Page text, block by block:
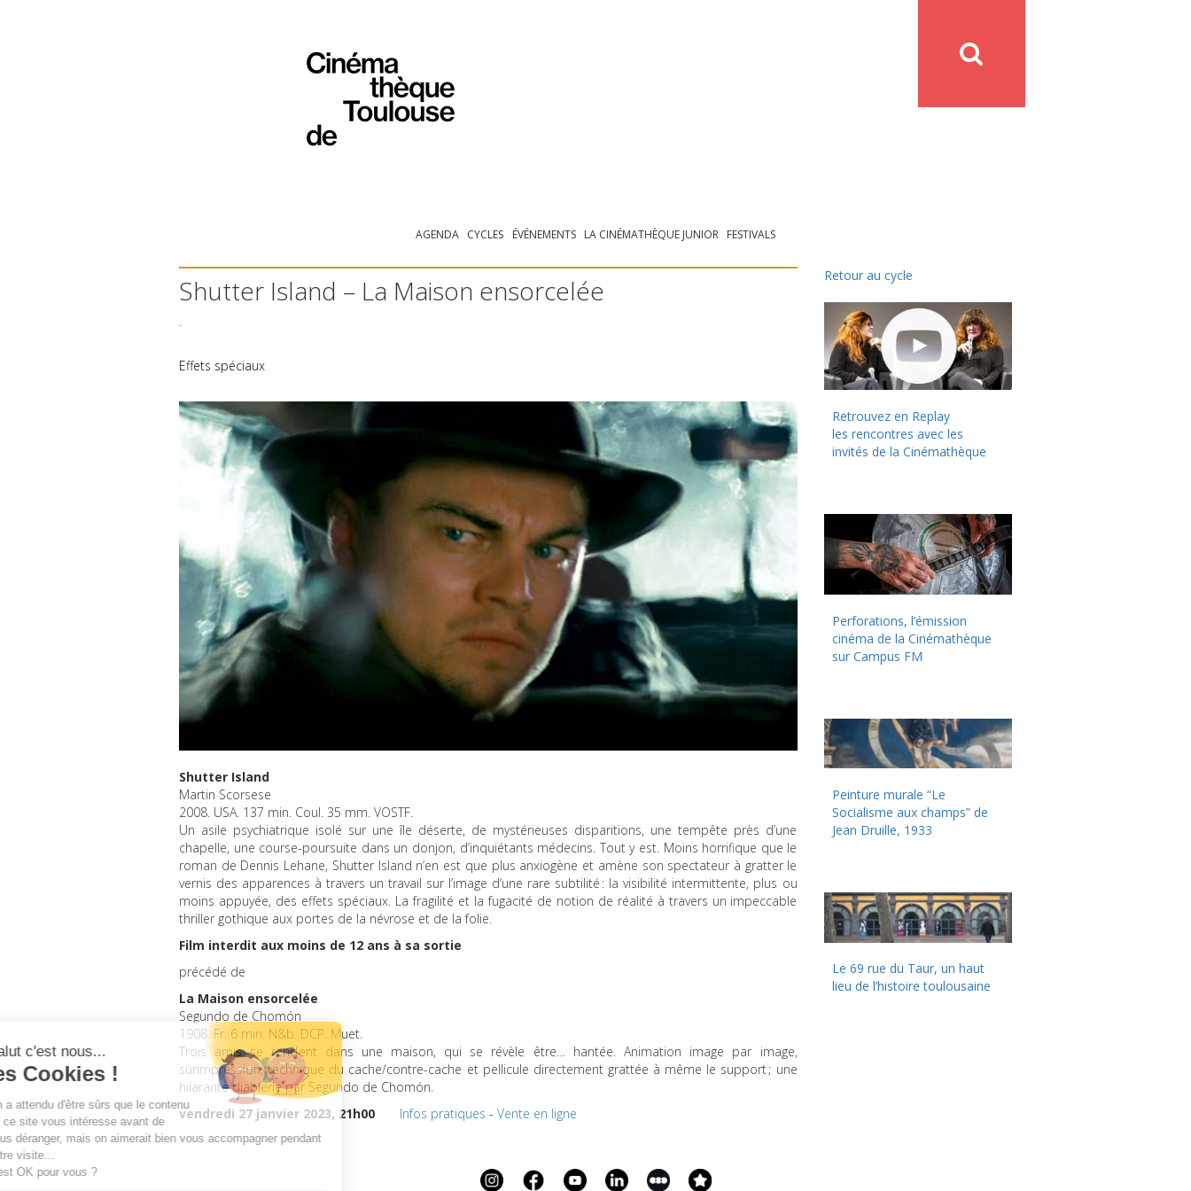
AGENDA CYCLES ÉVÉNEMENTS LA CINÉMATHÈQUE JUNIOR FESTIVALS
Shutter Island – La Maison ensorcelée
.
Effets spéciaux
Shutter Island
Martin Scorsese
2008. USA. 137 min. Coul. 35 mm. VOSTF.
Un asile psychiatrique isolé sur une île déserte, de mystérieuses disparitions, une tempête près d’une
chapelle, une course-poursuite dans un donjon, d’inquiétants médecins. Tout y est. Moins horrifique que le
roman de Dennis Lehane, Shutter Island n’en est que plus anxiogène et amène son spectateur à gratter le
vernis des apparences à travers un travail sur l’image d’une rare subtilité : la visibilité intermittente, plus ou
moins appuyée, des effets spéciaux. La fragilité et la fugacité de notion de réalité à travers un impeccable
thriller gothique aux portes de la névrose et de la folie.
Film interdit aux moins de 12 ans à sa sortie
précédé de
La Maison ensorcelée
Segundo de Chomón
1908. Fr. 6 min. N&b. DCP. Muet.
Trois amis se rendent dans une maison, qui se révèle être… hantée. Animation image par image,
surimpression, technique du cache/contre-cache et pellicule directement grattée à même le support ; une
hilarante diablerie par Segundo de Chomón.
vendredi 27 janvier 2023, 21h00
Infos pratiques - Vente en ligne
Retour au cycle
Retrouvez en Replay
les rencontres avec les
invités de la Cinémathèque
Perforations, l’émission
cinéma de la Cinémathèque
sur Campus FM
Peinture murale “Le
Socialisme aux champs” de
Jean Druille, 1933
Le 69 rue du Taur, un haut
lieu de l’histoire toulousaine